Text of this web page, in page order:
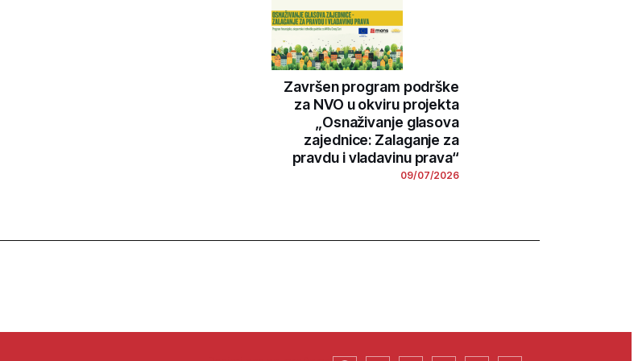
Završen program podrške
za NVO u okviru projekta
„Osnaživanje glasova
zajednice: Zalaganje za
pravdu i vladavinu prava“
09/07/2026